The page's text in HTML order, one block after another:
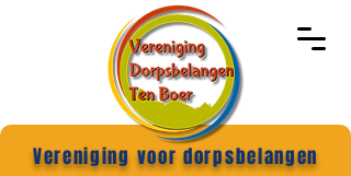
Vereniging voor dorpsbelangen